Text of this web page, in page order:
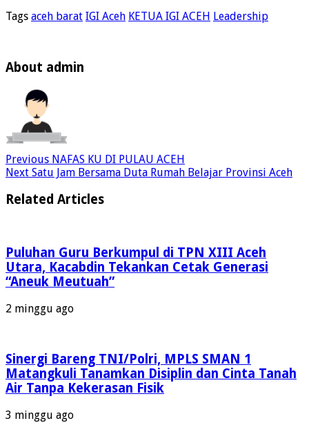
Tags aceh barat IGI Aceh KETUA IGI ACEH Leadership
About admin
Previous NAFAS KU DI PULAU ACEH
Next Satu Jam Bersama Duta Rumah Belajar Provinsi Aceh
Related Articles
Puluhan Guru Berkumpul di TPN XIII Aceh
Utara, Kacabdin Tekankan Cetak Generasi
“Aneuk Meutuah”
2 minggu ago
Sinergi Bareng TNI/Polri, MPLS SMAN 1
Matangkuli Tanamkan Disiplin dan Cinta Tanah
Air Tanpa Kekerasan Fisik
3 minggu ago